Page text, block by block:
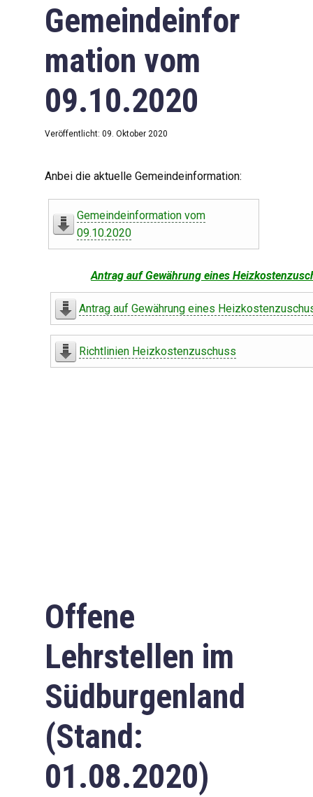
Gemeindeinfor
mation vom
09.10.2020
Veröffentlicht: 09. Oktober 2020
Anbei die aktuelle Gemeindeinformation:
Gemeindeinformation vom
09.10.2020
Antrag auf Gewährung eines
Antrag auf Gewährung eines
Richtlinien Heizkostenzuschuss
Offene
Lehrstellen im
Südburgenland
(Stand:
01.08.2020)